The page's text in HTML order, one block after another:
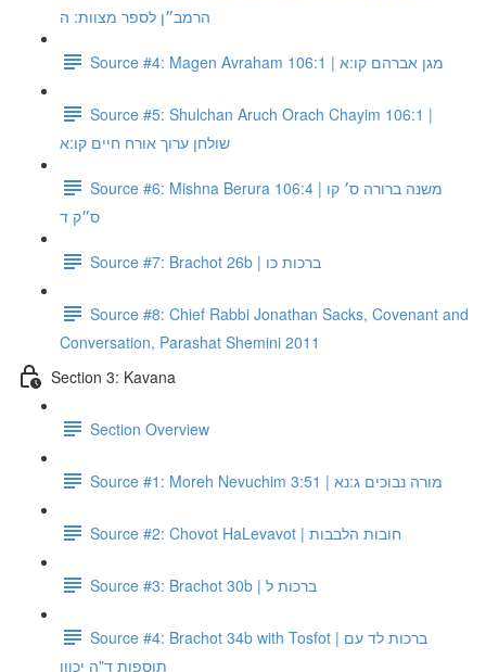
הרמב״ן לספר מצוות: ה
Source #4: Magen Avraham 106:1 | מגן אברהם קו:א
Source #5: Shulchan Aruch Orach Chayim 106:1 |
שולחן ערוך אורח חיים קו:א
Source #6: Mishna Berura 106:4 | משנה ברורה ס׳ קו
ס״ק ד
Source #7: Brachot 26b | ברכות כו
Source #8: Chief Rabbi Jonathan Sacks, Covenant and
Conversation, Parashat Shemini 2011
Section 3: Kavana
Section Overview
Source #1: Moreh Nevuchim 3:51 | מורה נבוכים ג:נא
Source #2: Chovot HaLevavot | חובות הלבבות
Source #3: Brachot 30b | ברכות ל
Source #4: Brachot 34b with Tosfot | ברכות לד עם
תוספות ד"ה יכוון